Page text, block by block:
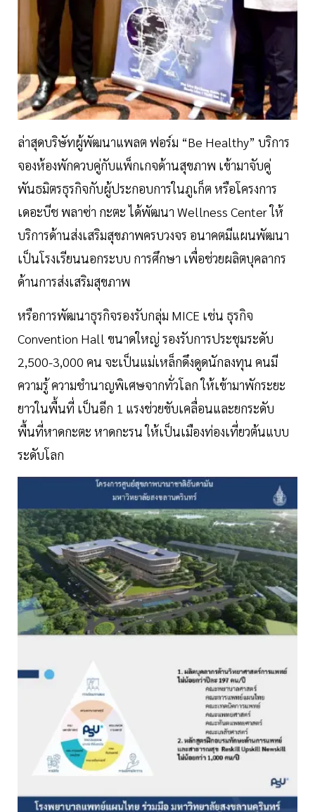
ล่าสุดบริษัทผู้พัฒนาแพลต ฟอร์ม “Be Healthy” บริการ
จองห้องพักควบคู่กับแพ็กเกจด้านสุขภาพ เข้ามาจับคู่
พันธมิตรธุรกิจกับผู้ประกอบการในภูเก็ต หรือโครงการ
เดอะบีช พลาซ่า กะตะ ได้พัฒนา Wellness Center ให้
บริการด้านส่งเสริมสุขภาพครบวงจร อนาคตมีแผนพัฒนา
เป็นโรงเรียนนอกระบบ การศึกษา เพื่อช่วยผลิตบุคลากร
ด้านการส่งเสริมสุขภาพ
หรือการพัฒนาธุรกิจรองรับกลุ่ม MICE เช่น ธุรกิจ
Convention Hall ขนาดใหญ่ รองรับการประชุมระดับ
2,500-3,000 คน จะเป็นแม่เหล็กดึงดูดนักลงทุน คนมี
ความรู้ ความชำนาญพิเศษจากทั่วโลก ให้เข้ามาพักระยะ
ยาวในพื้นที่ เป็นอีก 1 แรงช่วยขับเคลื่อนและยกระดับ
พื้นที่หาดกะตะ หาดกะรน ให้เป็นเมืองท่องเที่ยวต้นแบบ
ระดับโลก